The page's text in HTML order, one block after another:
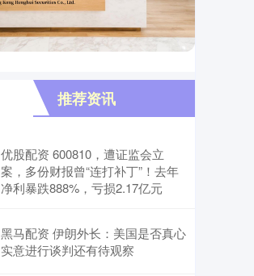
推荐资讯
优股配资 600810，遭证监会立
案，多份财报曾“连打补丁”！去年
净利暴跌888%，亏损2.17亿元
黑马配资 伊朗外长：美国是否真心
实意进行谈判还有待观察